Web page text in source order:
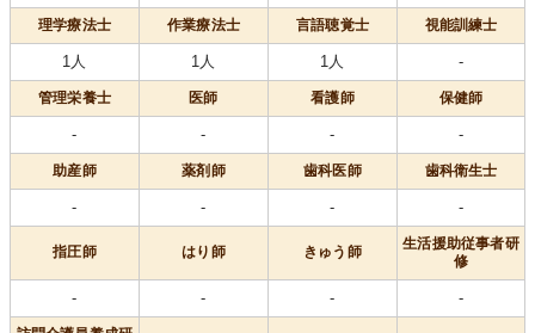
理学療法士 作業療法士 言語聴覚士 視能訓練士
1人 1人 1人 -
管理栄養士 医師 看護師 保健師
- - - -
助産師 薬剤師 歯科医師 歯科衛生士
- - - -
指圧師 はり師 きゅう師
生活援助従事者研
修
- - - -